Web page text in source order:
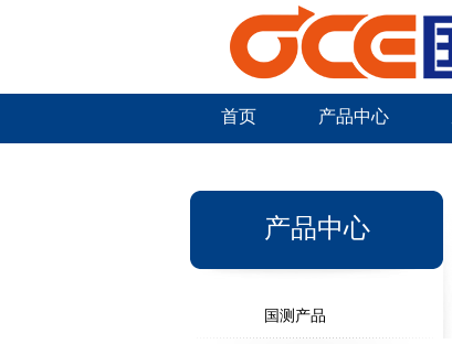
首页 产品中心
产品中心
国测产品